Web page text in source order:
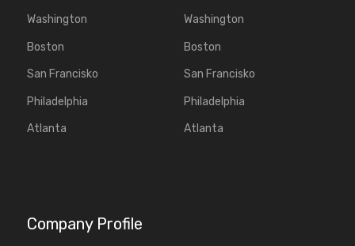
Washington
Boston
San Francisko
Philadelphia
Atlanta
Washington
Boston
San Francisko
Philadelphia
Atlanta
Company Profile